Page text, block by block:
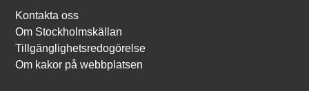
Kontakta oss
Om Stockholmskällan
Tillgänglighetsredogörelse
Om kakor på webbplatsen